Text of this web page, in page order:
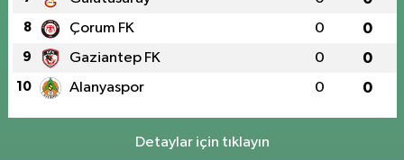
8 Çorum FK 0 0
9 Gaziantep FK 0 0
10 Alanyaspor 0 0
Detaylar için tıklayın